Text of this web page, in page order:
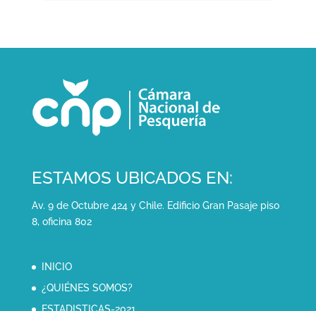
ESTAMOS UBICADOS EN:
Av. 9 de Octubre 424 y Chile. Edificio Gran Pasaje piso
8, oficina 802
INICIO
¿QUIÉNES SOMOS?